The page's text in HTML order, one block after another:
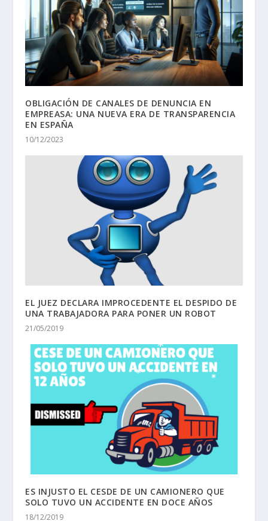
OBLIGACIÓN DE CANALES DE DENUNCIA EN
EMPREASA: UNA NUEVA ERA DE TRANSPARENCIA
EN ESPAÑA
10/12/2023
EL JUEZ DECLARA IMPROCEDENTE EL DESPIDO DE
UNA TRABAJADORA PARA PONER UN ROBOT
21/05/2019
ES INJUSTO EL CESDE DE UN CAMIONERO QUE
SOLO TUVO UN ACCIDENTE EN DOCE AÑOS
18/12/2019